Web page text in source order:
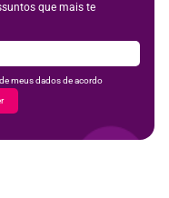
que mais te
meus dados de acordo